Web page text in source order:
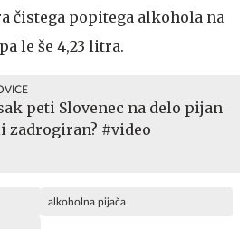
čistega popitega alkohola na
le še 4,23 litra.
peti Slovenec na delo pijan
zadrogiran? #video
alkoholna pijača